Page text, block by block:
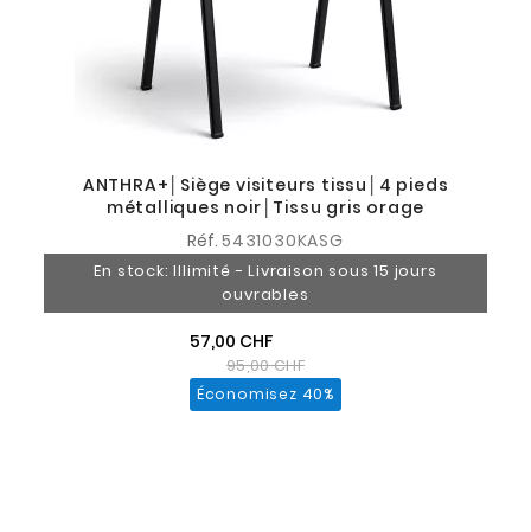
ANTHRA+│Siège visiteurs tissu│4 pieds
métalliques noir│Tissu gris orage
Réf.5431030KASG
En stock: Illimité - Livraison sous 15 jours
ouvrables
57,00 CHF
95,00 CHF
Économisez 40%